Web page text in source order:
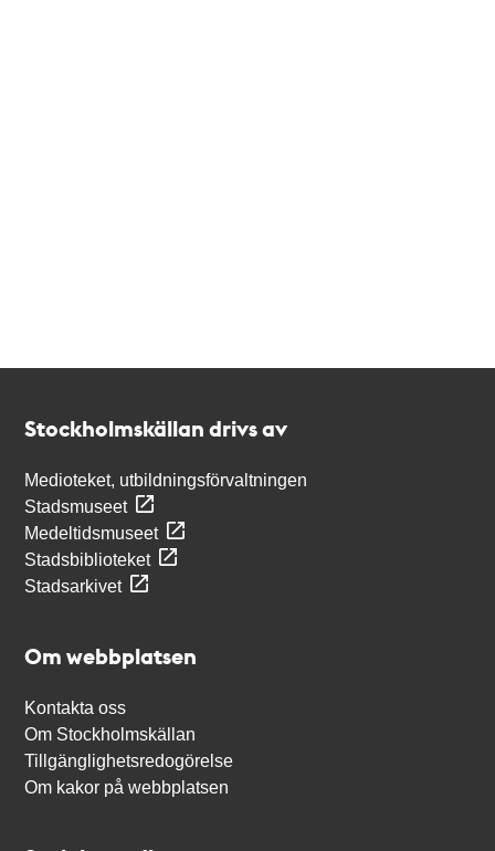
Stockholmskällan drivs av
Medioteket, utbildningsförvaltningen
Stadsmuseet
Medeltidsmuseet
Stadsbiblioteket
Stadsarkivet
Om webbplatsen
Kontakta oss
Om Stockholmskällan
Tillgänglighetsredogörelse
Om kakor på webbplatsen